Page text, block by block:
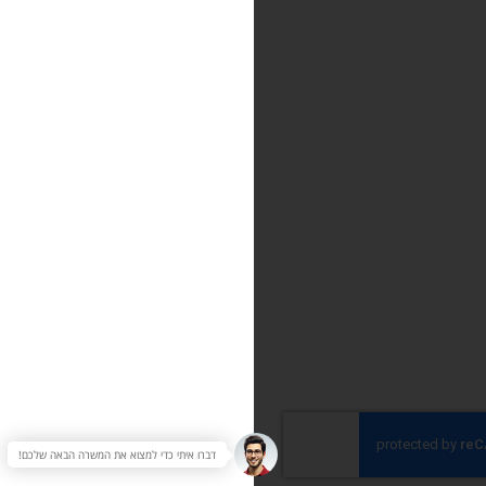
דברו איתי כדי למצוא את המשרה הבאה שלכם!